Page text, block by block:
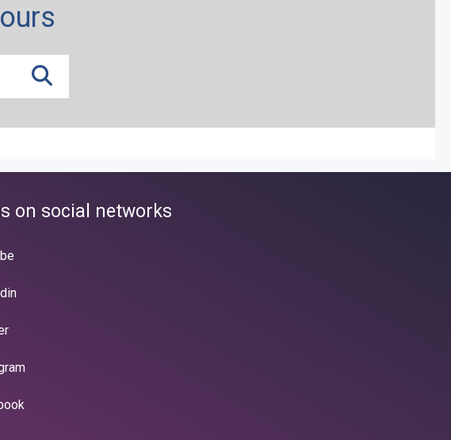
RECHERCHER DES COURS
on social networks